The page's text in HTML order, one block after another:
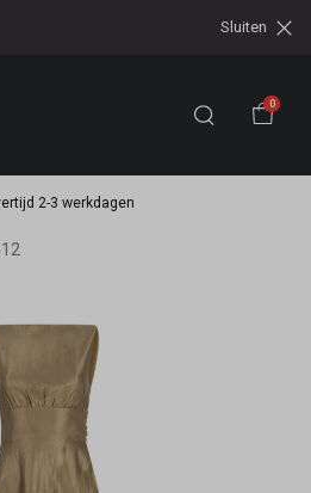
Sluiten
0
2-3 werkdagen